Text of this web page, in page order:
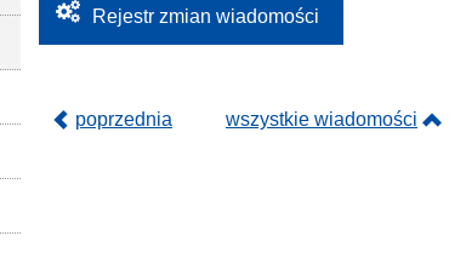
Rejestr zmian wiadomości
poprzednia wszystkie wiadomości